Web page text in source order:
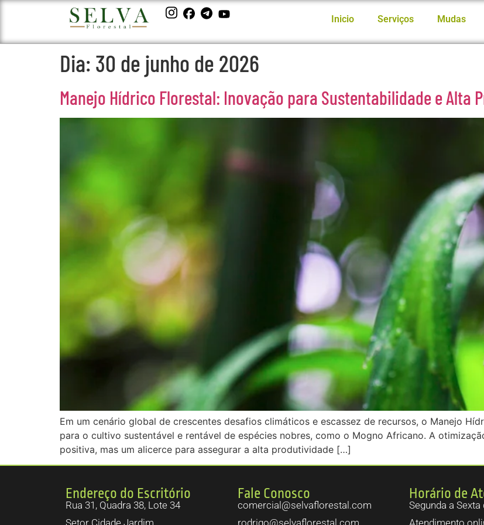
Inicio Serviços Mudas
Dia: 30 de junho de 2026
Manejo Hídrico Florestal: Inovação para Sustentabilidade e Alta
Em um cenário global de crescentes desafios climáticos e escassez de recursos, o Manejo
para o cultivo sustentável e rentável de espécies nobres, como o Mogno Africano. A
positiva, mas um alicerce para assegurar a alta produtividade […]
Endereço do Escritório
Rua 31, Quadra 38, Lote 34
Fale Conosco
comercial@selvaflorestal.com
Horário de
Segunda a